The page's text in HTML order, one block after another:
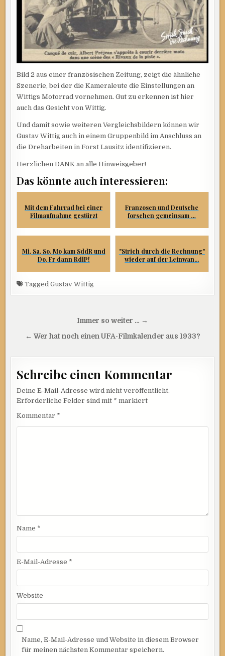
Bild 2 aus einer französischen Zeitung, zeigt die ähnliche
Szenerie, bei der die Kameraleute die Einstellungen an
Wittigs Motorrad vornehmen. Gut zu erkennen ist hier
auch das Gesicht von Wittig.
Und damit sowie weiteren Vergleichsbildern können wir
Gustav Wittig auch in einem Gruppenbild im Anschluss an
die Dreharbeiten in Forst Lausitz identifizieren.
Herzlichen DANK an alle Hinweisgeber!
Das könnte auch interessieren:
Mit dem Fahrrad bei einer
Filmaufnahme gestürzt
Franzosen und Deutsche
forschen gemeinsam …
Mi, Sa, So, Mo kam SddR und
Do, Fr dann RdlP!
"Strich durch die Rechnung"
wieder auf der Leinwan...
TaggedGustav Wittig
Beitragsnavigation
Immer so weiter … →
← Wer hat noch einen UFA-Filmkalender aus 1933?
Schreibe einen Kommentar
Deine E-Mail-Adresse wird nicht veröffentlicht.
Erforderliche Felder sind mit * markiert
Kommentar *
Name *
E-Mail-Adresse *
Website
Name, E-Mail-Adresse und Website in diesem Browser
für meinen nächsten Kommentar speichern.